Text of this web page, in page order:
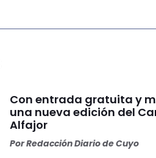
Con entrada gratuita y
una nueva edición del
Alfajor
PorRedacción Diario de Cuyo